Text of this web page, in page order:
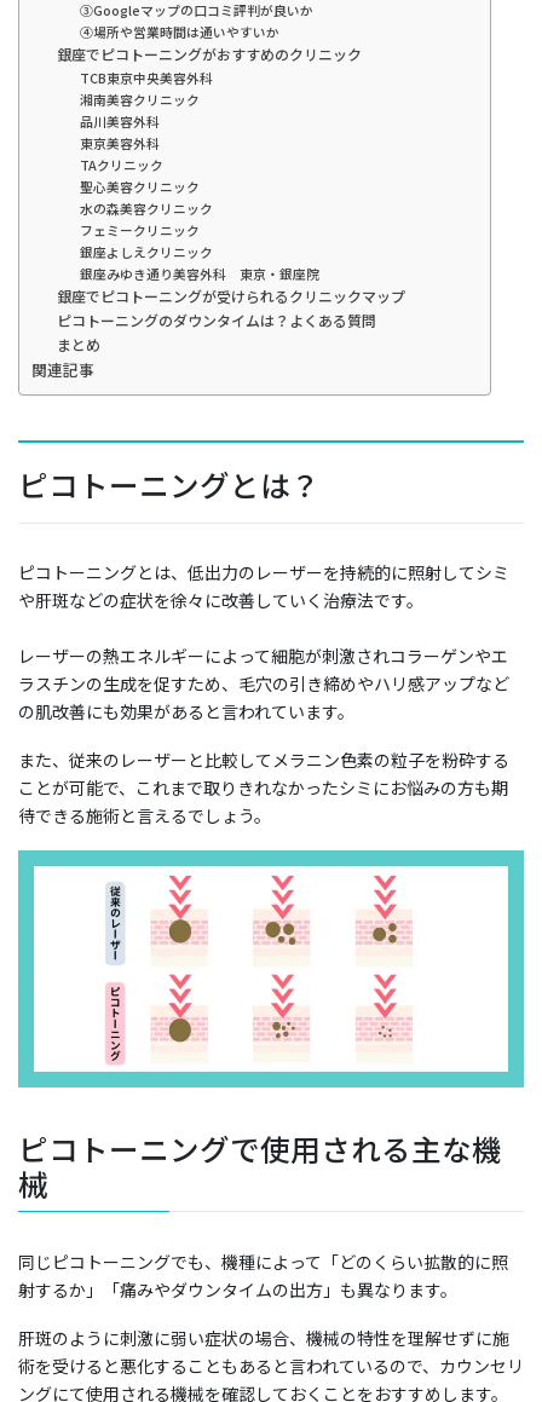
③Googleマップの口コミ評判が良いか
④場所や営業時間は通いやすいか
銀座でピコトーニングがおすすめのクリニック
TCB東京中央美容外科
湘南美容クリニック
品川美容外科
東京美容外科
TAクリニック
聖心美容クリニック
水の森美容クリニック
フェミークリニック
銀座よしえクリニック
銀座みゆき通り美容外科 東京・銀座院
銀座でピコトーニングが受けられるクリニックマップ
ピコトーニングのダウンタイムは？よくある質問
まとめ
関連記事
ピコトーニングとは？
ピコトーニングとは、低出力のレーザーを持続的に照射してシミ
や肝斑などの症状を徐々に改善していく治療法です。
レーザーの熱エネルギーによって細胞が刺激されコラーゲンやエ
ラスチンの生成を促すため、毛穴の引き締めやハリ感アップなど
の肌改善にも効果があると言われています。
また、従来のレーザーと比較してメラニン色素の粒子を粉砕する
ことが可能で、これまで取りきれなかったシミにお悩みの方も期
待できる施術と言えるでしょう。
ピコトーニングで使用される主な機
械
同じピコトーニングでも、機種によって「どのくらい拡散的に照
射するか」「痛みやダウンタイムの出方」も異なります。
肝斑のように刺激に弱い症状の場合、機械の特性を理解せずに施
術を受けると悪化することもあると言われているので、カウンセリ
ングにて使用される機械を確認しておくことをおすすめします。